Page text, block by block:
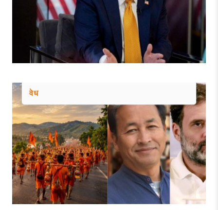
एस आय आर ला हिरवा कंदील अन् विरोधकांना
चपराक
Explainer : Goat sacrifice controversy in
Mumbai | MahaMTB
धारावीतील महिलांना आरोग्यविषयक मार्गदर्शन | DRP
| Dharavi Social Mission | Tata Hospital
वेध